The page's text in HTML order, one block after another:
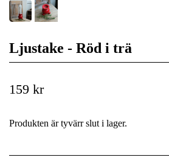
Ljustake - Röd i trä
159 kr
Produkten är tyvärr slut i lager.